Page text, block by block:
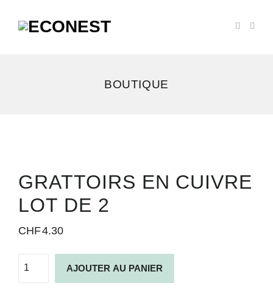
BOUTIQUE
GRATTOIRS EN CUIVRE
LOT DE 2
CHF4.30
de
Grattoirs
AJOUTER AU PANIER